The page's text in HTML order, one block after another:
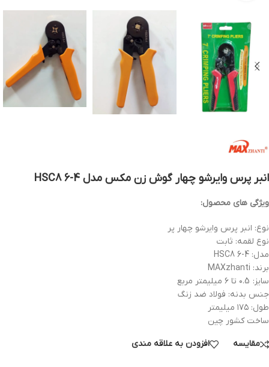
انبر پرس وایرشو چهار گوش زن مکس مدل HSC8 6-4
ویژگی های محصول:
نوع: انبر پرس وایرشو چهار پر
نوع لقمه: ثابت
مدل: HSC8 6-4
برند: MAXzhanti
سایز: ۰.5 تا ۶ میلیمتر مربع
جنس بدنه: فولاد ضد زنگ
طول: ۱۷۵ میلیمتر
ساخت کشور چین
مقایسه افزودن به علاقه مندی